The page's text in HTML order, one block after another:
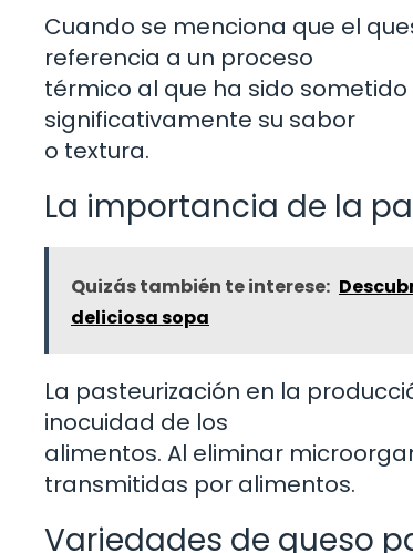
Cuando se menciona que el
referencia a un proceso
térmico al que ha sido
significativamente su sabor
o textura.
La importancia de la
Quizás también te interese:
deliciosa sopa
La pasteurización en la
inocuidad de los
alimentos. Al eliminar
transmitidas por alimentos.
Variedades de queso